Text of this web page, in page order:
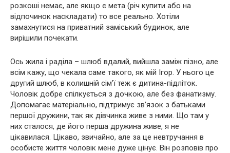
розкоші немає, але якщо є мета (річ купити або на
відпочинок наскладати) то все реально. Хотіли
замахнутися на приватний заміський будинок, але
вирішили почекати.
Ось жила і раділа – шлюб вдалий, вийшла заміж пізно, але
всім кажу, що чекала саме такого, як мій Ігор. У нього це
другий шлюб, в колишній сім’ї теж є дитина-підліток.
Чоловік добре спілкується з дочкою, але без фанатизму.
Допомагає матеріально, підтримує зв’язок з батьками
першої дружини, так як дівчинка живе з ними. Що там у
них сталося, де його перша дружина живе, я не
цікавилася. Цікаво, звичайно, але за це невтручання в
особисте життя чоловік мене дуже цінує. Він розповів про